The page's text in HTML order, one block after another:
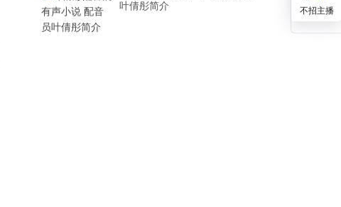
叶倩彤简介
不招主播